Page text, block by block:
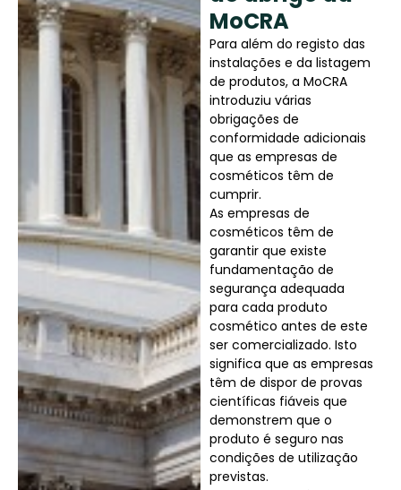
MoCRA
Para além do registo das
instalações e da listagem
de produtos, a MoCRA
introduziu várias
obrigações de
conformidade adicionais
que as empresas de
cosméticos têm de
cumprir.
As empresas de
cosméticos têm de
garantir que existe
fundamentação de
segurança adequada
para cada produto
cosmético antes de este
ser comercializado. Isto
significa que as empresas
têm de dispor de provas
científicas fiáveis que
demonstrem que o
produto é seguro nas
condições de utilização
previstas.